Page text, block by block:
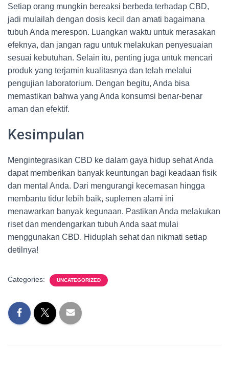
Setiap orang mungkin bereaksi berbeda terhadap CBD,
jadi mulailah dengan dosis kecil dan amati bagaimana
tubuh Anda merespon. Luangkan waktu untuk merasakan
efeknya, dan jangan ragu untuk melakukan penyesuaian
sesuai kebutuhan. Selain itu, penting juga untuk mencari
produk yang terjamin kualitasnya dan telah melalui
pengujian laboratorium. Dengan begitu, Anda bisa
memastikan bahwa yang Anda konsumsi benar-benar
aman dan efektif.
Kesimpulan
Mengintegrasikan CBD ke dalam gaya hidup sehat Anda
dapat memberikan banyak keuntungan bagi keadaan fisik
dan mental Anda. Dari mengurangi kecemasan hingga
membantu tidur lebih baik, suplemen alami ini
menawarkan banyak kegunaan. Pastikan Anda melakukan
riset dan mendengarkan tubuh Anda saat mulai
menggunakan CBD. Hiduplah sehat dan nikmati setiap
detilnya!
Categories: UNCATEGORIZED